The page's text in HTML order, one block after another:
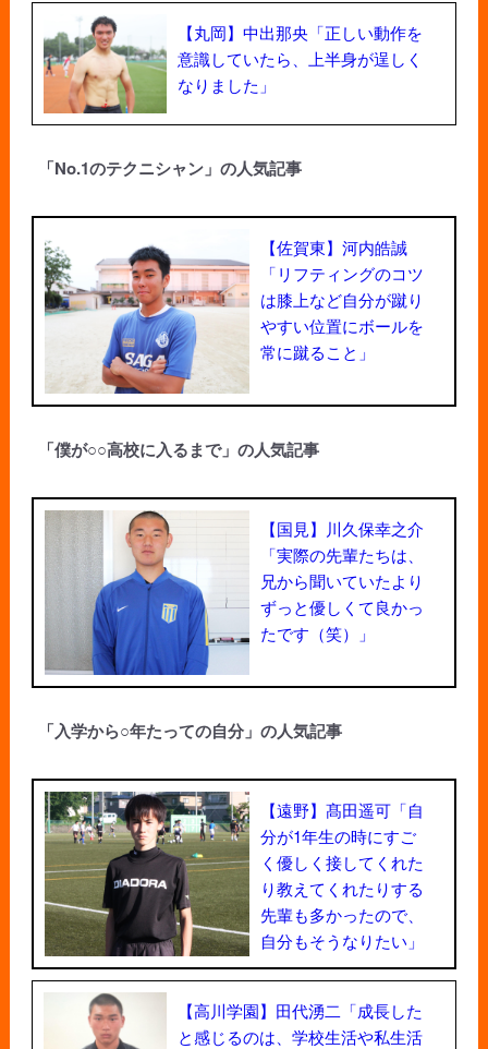
【丸岡】中出那央「正しい動作を
意識していたら、上半身が逞しく
なりました」
「No.1のテクニシャン」の人気記事
【佐賀東】河内皓誠
「リフティングのコツ
は膝上など自分が蹴り
やすい位置にボールを
常に蹴ること」
「僕が○○高校に入るまで」の人気記事
【国見】川久保幸之介
「実際の先輩たちは、
兄から聞いていたより
ずっと優しくて良かっ
たです（笑）」
「入学から○年たっての自分」の人気記事
【遠野】髙田遥可「自
分が1年生の時にすご
く優しく接してくれた
り教えてくれたりする
先輩も多かったので、
自分もそうなりたい」
【高川学園】田代湧二「成長した
と感じるのは、学校生活や私生活